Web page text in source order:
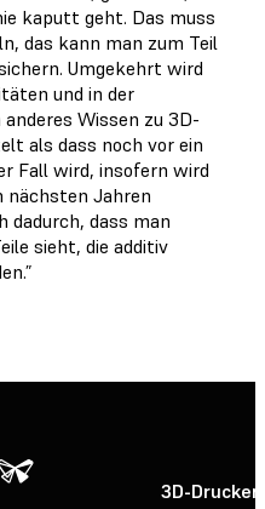
kaputt geht. Das muss
das kann man zum Teil
Umgekehrt wird
und in der
anderes Wissen zu 3D-
als dass noch vor ein
Fall wird, insofern wird
nächsten Jahren
dadurch, dass man
sieht, die additiv
3D-Drucker